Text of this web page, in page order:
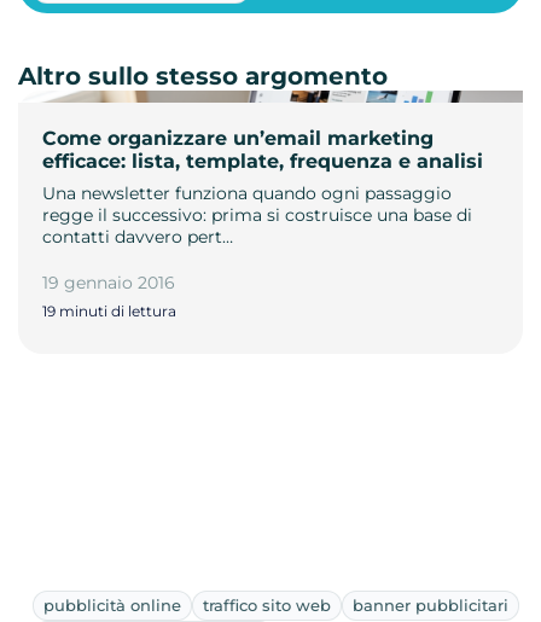
Come organizzare un’email marketing
efficace: lista, template, frequenza e analisi
Una newsletter funziona quando ogni passaggio
regge il successivo: prima si costruisce una base di
contatti davvero pert…
19 gennaio 2016
19 minuti di lettura
Altro sullo stesso argomento
pubblicità online traffico sito web
banner pubblicitari